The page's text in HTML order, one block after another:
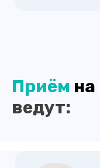
Приём на
ведут: